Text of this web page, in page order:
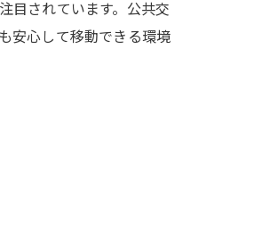
目されています。公共交
安心して移動できる環境